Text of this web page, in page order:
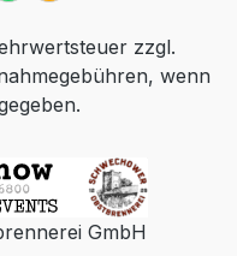
zzgl.
wenn
GmbH